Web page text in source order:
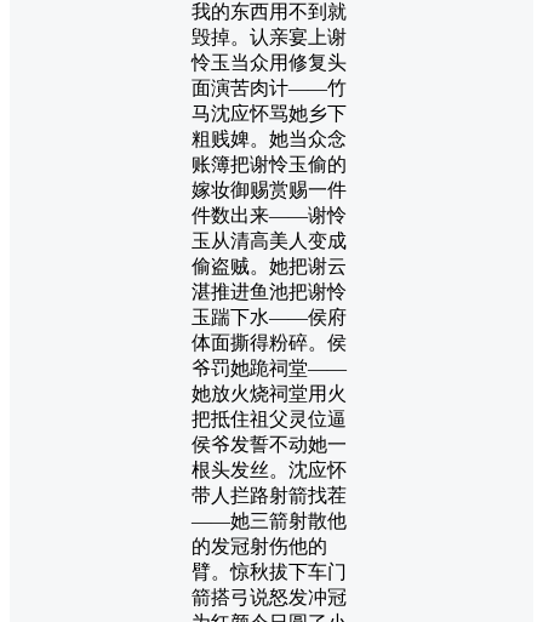
我的东西用不到就
毁掉。认亲宴上谢
怜玉当众用修复头
面演苦肉计——竹
马沈应怀骂她乡下
粗贱婢。她当众念
账簿把谢怜玉偷的
嫁妆御赐赏赐一件
件数出来——谢怜
玉从清高美人变成
偷盗贼。她把谢云
湛推进鱼池把谢怜
玉踹下水——侯府
体面撕得粉碎。侯
爷罚她跪祠堂——
她放火烧祠堂用火
把抵住祖父灵位逼
侯爷发誓不动她一
根头发丝。沈应怀
带人拦路射箭找茬
——她三箭射散他
的发冠射伤他的
臂。惊秋拔下车门
箭搭弓说怒发冲冠